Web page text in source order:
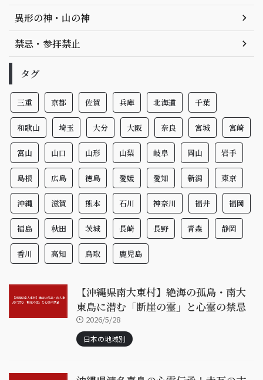
異形の神・山の神
禁忌・参拝禁止
タグ
三重 京都 佐賀 兵庫 北海道 千葉
和歌山 埼玉 大分 大阪 奈良 宮城 宮崎
富山 山口 山形 山梨 岐阜 岡山 岩手
島根 広島 徳島 愛媛 愛知 新潟 東京
沖縄 滋賀 熊本 石川 神奈川 福井 福岡
福島 秋田 茨城 長崎 長野 青森 静岡
香川 高知 鳥取 鹿児島
【沖縄県南大東村】絶海の孤島・南大
東島に潜む「断崖の霊」と心霊の禁忌
2026/5/28
日本の地域別